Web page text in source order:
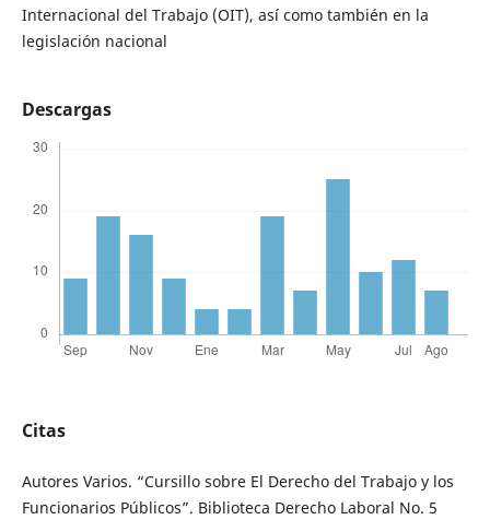
Internacional del Trabajo (OIT), así como también en la
legislación nacional
Descargas
Citas
Autores Varios. “Cursillo sobre El Derecho del Trabajo y los
Funcionarios Públicos”. Biblioteca Derecho Laboral No. 5